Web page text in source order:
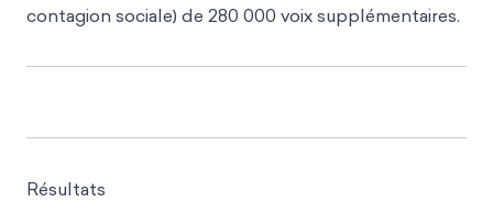
contagion sociale) de 280 000 voix supplémentaires.
Résultats